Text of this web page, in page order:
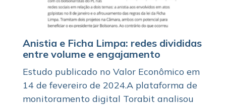
Anistia e Ficha Limpa: redes divididas
entre volume e engajamento
Estudo publicado no Valor Econômico em
14 de fevereiro de 2024.A plataforma de
monitoramento digital Torabit analisou